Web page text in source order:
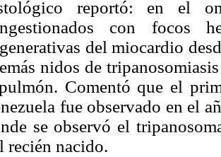
reportó: en el
con focos
del miocardio
nidos de
Comentó que el
fue observado en el
se observó el
recién nacido.